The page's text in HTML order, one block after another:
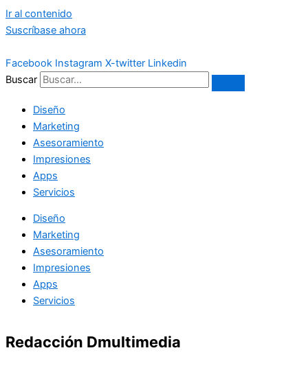
Ir al contenido
Suscríbase ahora
Facebook Instagram X-twitter Linkedin
Buscar
Diseño
Marketing
Asesoramiento
Impresiones
Apps
Servicios
Diseño
Marketing
Asesoramiento
Impresiones
Apps
Servicios
Redacción Dmultimedia